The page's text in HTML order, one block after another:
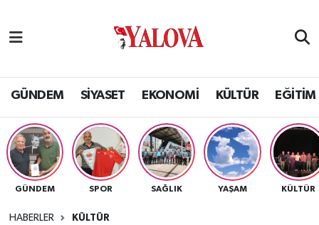
GÜNDEM SİYASET EKONOMİ KÜLTÜR EĞİTİM
GÜNDEM SPOR SAĞLIK YAŞAM KÜLTÜR
HABERLER KÜLTÜR
SİYASET
EKONOMİ
KÜLTÜR
Yalova Nöbetçi Eczaneler
Yalova Hava Durumu
Yalova Namaz Vakitleri
Yalova Trafik Yoğunluk Haritası